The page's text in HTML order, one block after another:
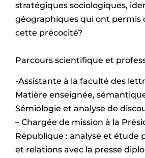
stratégiques sociologiques,
géographiques qui ont permis
cette précocité?
Parcours scientifique et
-Assistante à la faculté des
Matière enseignée,
Sémiologie et analyse de
– Chargée de mission à la
République : analyse et étude
et relations avec la presse